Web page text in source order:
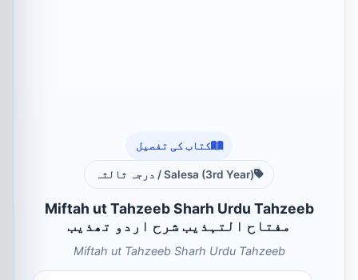
کتاب کی تفصیل
Salesa (3rd Year) / درجہ ثالثہ
Miftah ut Tahzeeb Sharh Urdu Tahzeeb
مفتاح التہذیب شرح اردو تھذیب
Miftah ut Tahzeeb Sharh Urdu Tahzeeb